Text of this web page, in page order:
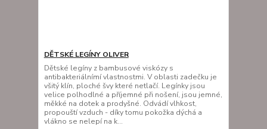
DĚTSKÉ LEGÍNY OLIVER
Dětské legíny z bambusové viskózy s
antibakteriálnímí vlastnostmi. V oblasti zadečku je
všitý klín, ploché švy které netlačí. Legínky jsou
velice polhodlné a příjemné při nošení, jsou jemné,
měkké na dotek a prodyšné. Odvádí vlhkost,
propouští vzduch - díky tomu pokožka dýchá a
vlákno se nelepí na k...